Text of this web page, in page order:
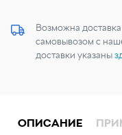
Возможна
самовывозом с
доставки указаны
ОПИСАНИЕ